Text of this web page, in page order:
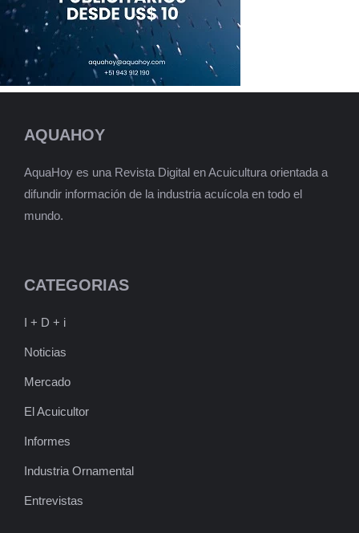
AQUAHOY
AquaHoy es una Revista Digital en Acuicultura orientada a
difundir información de la industria acuícola en todo el
mundo.
CATEGORIAS
I + D + i
Noticias
Mercado
El Acuicultor
Informes
Industria Ornamental
Entrevistas